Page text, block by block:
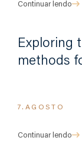
Continuar lendo
Exploring
methods
7.AGOSTO
Continuar lendo